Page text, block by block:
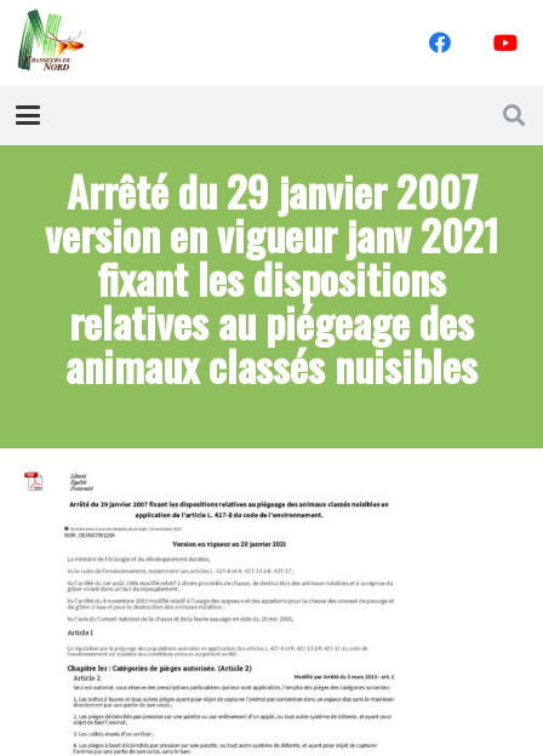
Arrêté du 29 janvier 2007
version en vigueur janv 2021
fixant les dispositions
relatives au piégeage des
animaux classés nuisibles